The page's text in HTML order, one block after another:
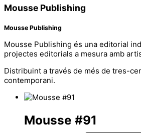
Mousse Publishing
Mousse Publishing
Mousse Publishing és una editorial
projectes editorials a mesura amb
Distribuint a través de més de tres-
contemporani.
Mousse #91